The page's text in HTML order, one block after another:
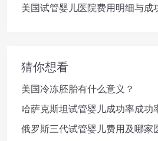
美国试管婴儿医院费用明细与成
猜你想看
美国冷冻胚胎有什么意义？
哈萨克斯坦试管婴儿成功率成功
俄罗斯三代试管婴儿费用及哪家